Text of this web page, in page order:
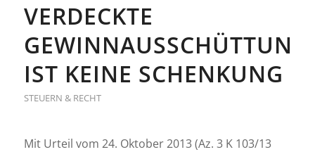
VERDECKTE
GEWINNAUSSCHÜTTUNG
IST KEINE SCHENKUNG
STEUERN & RECHT
Mit Urteil vom 24. Oktober 2013 (Az. 3 K 103/13